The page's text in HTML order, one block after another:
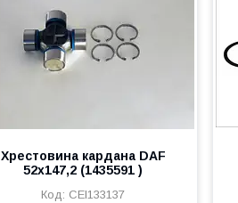
Хрестовина кардана DAF
52x147,2 (1435591 )
CEI133137